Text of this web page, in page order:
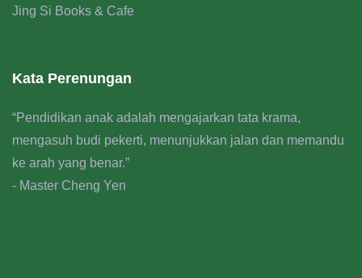
Jing Si Books & Cafe
Kata Perenungan
“Pendidikan anak adalah mengajarkan tata krama,
mengasuh budi pekerti, menunjukkan jalan dan memandu
ke arah yang benar.”
- Master Cheng Yen